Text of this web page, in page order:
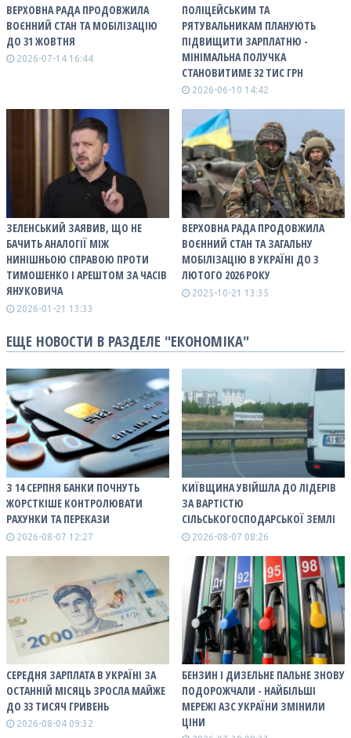
ВЕРХОВНА РАДА ПРОДОВЖИЛА
ВОЄННИЙ СТАН ТА МОБІЛІЗАЦІЮ
ДО 31 ЖОВТНЯ
2026-07-14 16:44
ПОЛІЦЕЙСЬКИМ ТА
РЯТУВАЛЬНИКАМ ПЛАНУЮТЬ
ПІДВИЩИТИ ЗАРПЛАТНЮ -
МІНІМАЛЬНА ПОЛУЧКА
СТАНОВИТИМЕ 32 ТИС ГРН
2026-06-10 14:42
ЗЕЛЕНСЬКИЙ ЗАЯВИВ, ЩО НЕ
БАЧИТЬ АНАЛОГІЇ МІЖ
НИНІШНЬОЮ СПРАВОЮ ПРОТИ
ТИМОШЕНКО І АРЕШТОМ ЗА ЧАСІВ
ЯНУКОВИЧА
2026-01-21 13:33
ВЕРХОВНА РАДА ПРОДОВЖИЛА
ВОЄННИЙ СТАН ТА ЗАГАЛЬНУ
МОБІЛІЗАЦІЮ В УКРАЇНІ ДО 3
ЛЮТОГО 2026 РОКУ
2025-10-21 13:35
ЕЩЕ НОВОСТИ В РАЗДЕЛЕ "ЕКОНОМІКА"
З 14 СЕРПНЯ БАНКИ ПОЧНУТЬ
ЖОРСТКІШЕ КОНТРОЛЮВАТИ
РАХУНКИ ТА ПЕРЕКАЗИ
2026-08-07 12:27
КИЇВЩИНА УВІЙШЛА ДО ЛІДЕРІВ
ЗА ВАРТІСТЮ
СІЛЬСЬКОГОСПОДАРСЬКОЇ ЗЕМЛІ
2026-08-07 08:26
СЕРЕДНЯ ЗАРПЛАТА В УКРАЇНІ ЗА
ОСТАННІЙ МІСЯЦЬ ЗРОСЛА МАЙЖЕ
ДО 33 ТИСЯЧ ГРИВЕНЬ
2026-08-04 09:32
БЕНЗИН І ДИЗЕЛЬНЕ ПАЛЬНЕ ЗНОВУ
ПОДОРОЖЧАЛИ - НАЙБІЛЬШІ
МЕРЕЖІ АЗС УКРАЇНИ ЗМІНИЛИ
ЦІНИ